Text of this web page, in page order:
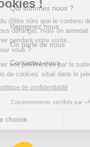
Qui sommes nous ?
Rejoignez nous
On parle de nous
Contactez-nous